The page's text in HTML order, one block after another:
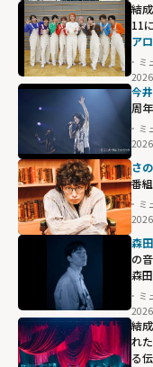
アロハやハルら
メンバーたち
の"ガチ夢
中！"すぎる偏愛
ぶり"
width="304"
height="203"
loading="lazy"
fetchpriority="h
結
11
ア
偏
ミ
今
周
ミ
さ
番
ミ
森
の
森
ミ
結
れ
る